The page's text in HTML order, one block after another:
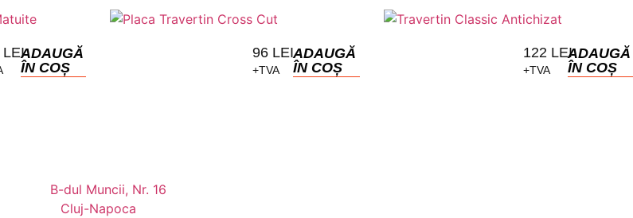
LEIADAUGĂ
ÎN COȘ
96 LEI
+TVA
ADAUGĂ
ÎN COȘ
122 LEI
+TVA
ADAUGĂ
ÎN COȘ
B-dul Muncii, Nr. 16
Cluj-Napoca